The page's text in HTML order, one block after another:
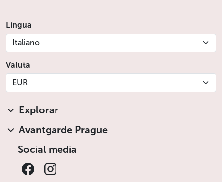
Lingua
Italiano
Valuta
EUR
Explorar
Avantgarde Prague
Social media